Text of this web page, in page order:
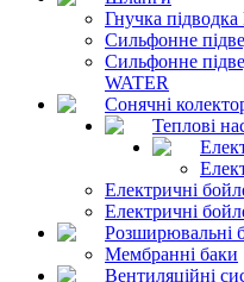
Гнучка
Сильфонне
Сильфонне
WATER
Сонячні
Теплові
Електричні
Електричні
Розширювальні
Мембранні баки
Вентиляційні